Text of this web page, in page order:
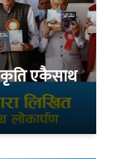
कृति एकैसाथ